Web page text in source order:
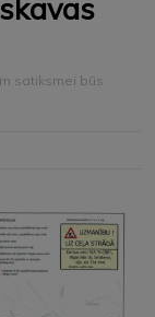
satiksmei būs